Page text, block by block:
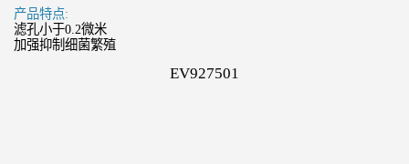
产品特点:
滤孔小于0.2微米
加强抑制细菌繁殖
EV927501